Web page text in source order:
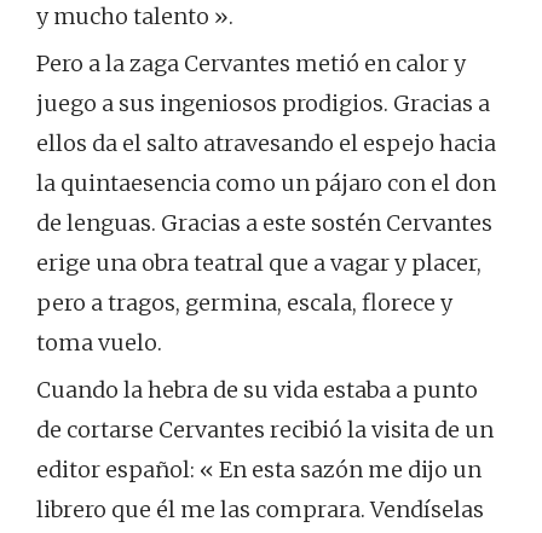
y mucho talento ».
Pero a la zaga Cervantes metió en calor y
juego a sus ingeniosos prodigios. Gracias a
ellos da el salto atravesando el espejo hacia
la quintaesencia como un pájaro con el don
de lenguas. Gracias a este sostén Cervantes
erige una obra teatral que a vagar y placer,
pero a tragos, germina, escala, florece y
toma vuelo.
Cuando la hebra de su vida estaba a punto
de cortarse Cervantes recibió la visita de un
editor español: « En esta sazón me dijo un
librero que él me las comprara. Vendíselas